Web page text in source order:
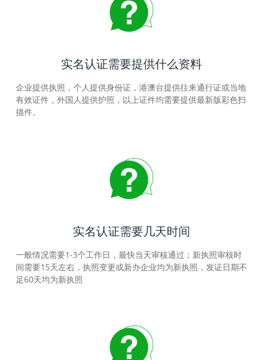
实名认证需要提供什么资料
企业提供执照，个人提供身份证，港澳台提供往来通行证或当地
有效证件，外国人提供护照，以上证件均需要提供最新版彩色扫
描件。
实名认证需要几天时间
一般情况需要1-3个工作日，最快当天审核通过；新执照审核时
间需要15天左右，执照变更或新办企业均为新执照，发证日期不
足60天均为新执照